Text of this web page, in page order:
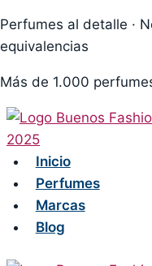
to
content
Perfumes al detalle ·
equivalencias
Más de 1.000
Inicio
Perfumes
Marcas
Blog